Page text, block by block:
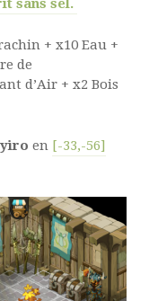
sans sel.
+ x10 Eau +
de
d’Air + x2 Bois
en [-33,-56]